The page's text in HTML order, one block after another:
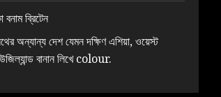
ব্রিটেন
অন্যান্য দেশ যেমন দক্ষিণ এশিয়া, ওয়েস্ট
বানান লিখে colour.